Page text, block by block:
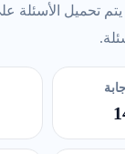
تحميل الأسئلة